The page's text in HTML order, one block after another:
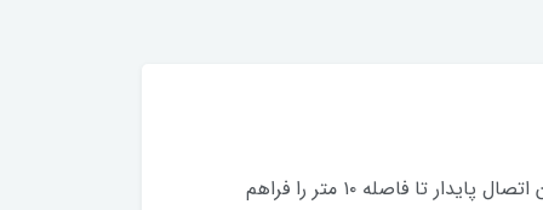
یک مدل سبک و ارگونومیک با طراحی مناسب برای استفاده روزمره است. از **بلوتوث 5.0** پشتیبانی می‌کند و امکان اتصال پایدار تا فاصله ۱۰ متر را فراهم